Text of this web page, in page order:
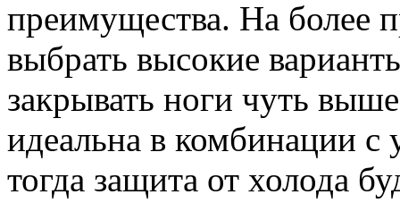
преимущества. На более
выбрать высокие
закрывать ноги чуть
идеальна в комбинации
тогда защита от холода